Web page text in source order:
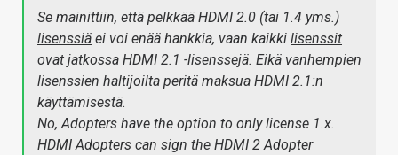
Se mainittiin, että pelkkää HDMI 2.0 (tai 1.4 yms.)
lisenssiä ei voi enää hankkia, vaan kaikki lisenssit
ovat jatkossa HDMI 2.1 -lisenssejä. Eikä vanhempien
lisenssien haltijoilta peritä maksua HDMI 2.1:n
käyttämisestä.
No, Adopters have the option to only license 1.x.
HDMI Adopters can sign the HDMI 2 Adopter